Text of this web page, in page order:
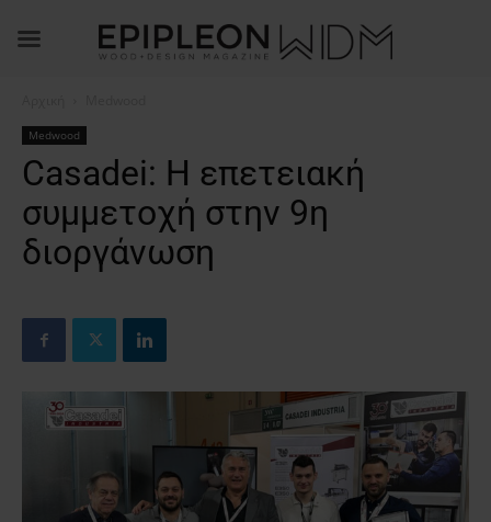
Medwood
Casadei: Η επετειακή
συμμετοχή στην 9η
διοργάνωση